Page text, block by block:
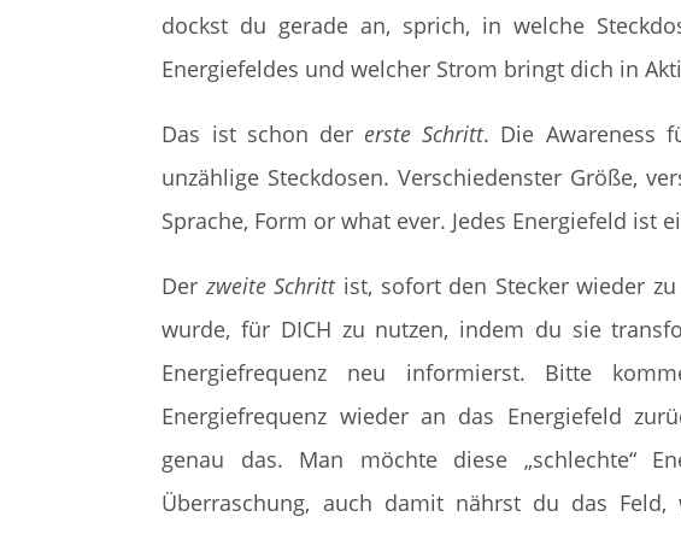
dockst du gerade an, sprich, in welche
Energiefeldes und welcher Strom bringt dich in
Das ist schon der erste Schritt. Die Awareness
unzählige Steckdosen. Verschiedenster Größe,
Sprache, Form or what ever. Jedes Energiefeld ist
Derzweite Schrittist, sofort den Stecker wieder
wurde, für DICH zu nutzen, indem du sie
Energiefrequenz neu informierst. Bitte
Energiefrequenz wieder an das Energiefeld
genau das. Man möchte diese „schlechte“
Überraschung, auch damit nährst du das